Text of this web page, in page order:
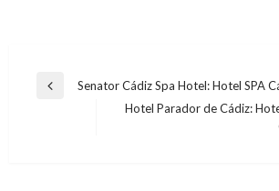
Navegación
Entrada
Senator Cádiz Spa Hotel: Hotel SPA
Hotel Parador de Cádiz: